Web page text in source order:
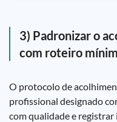
3) Padronizar o
com roteiro
O protocolo de
profissional designado
com qualidade e registrar